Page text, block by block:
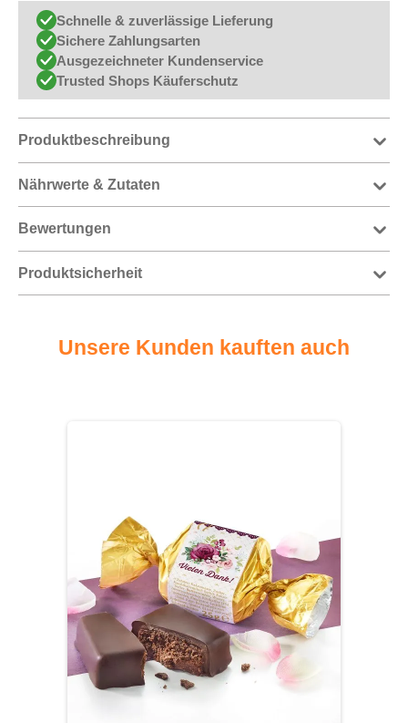
Schnelle & zuverlässige Lieferung
Sichere Zahlungsarten
Ausgezeichneter Kundenservice
Trusted Shops Käuferschutz
Produktbeschreibung
Nährwerte & Zutaten
Bewertungen
Produktsicherheit
Unsere Kunden kauften auch